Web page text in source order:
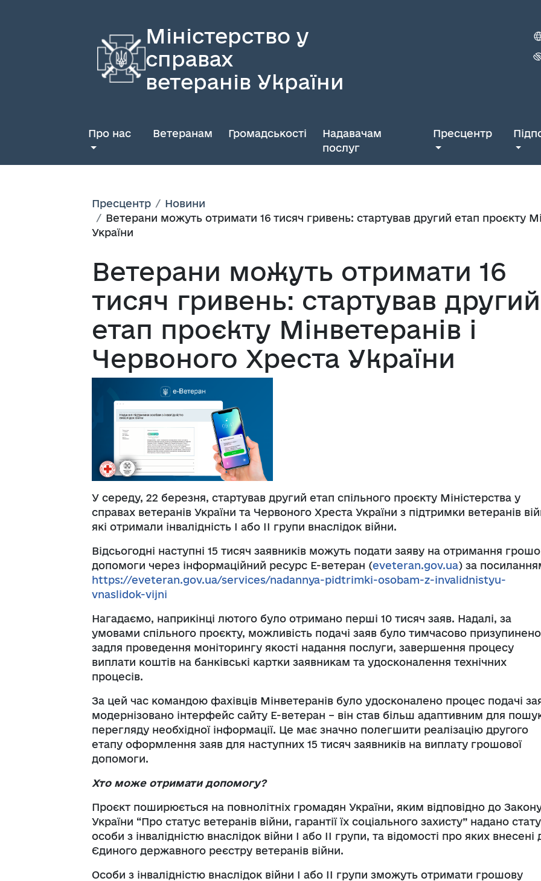
Міністерство у
справах
ветеранів України
Про нас Ветеранам Громадськості
Надавачам
послуг
Пресцентр
Пресцентр
Новини
Ветерани можуть отримати 16 тисяч гривень: стартував другий етап проєкту
України
Ветерани можуть отримати 16
тисяч гривень: стартував другий
етап проєкту Мінветеранів і
Червоного Хреста України
У середу, 22 березня, стартував другий етап спільного проєкту Міністерства у
справах ветеранів України та Червоного Хреста України з підтримки ветеранів
які отримали інвалідність І або ІІ групи внаслідок війни.
Відсьогодні наступні 15 тисяч заявників можуть подати заяву на отримання
допомоги через інформаційний ресурс Е-ветеран (eveteran.gov.ua) за
https://eveteran.gov.ua/services/nadannya-pidtrimki-osobam-z-invalidnistyu-
vnaslidok-vijni
Нагадаємо, наприкінці лютого було отримано перші 10 тисяч заяв. Надалі, за
умовами спільного проєкту, можливість подачі заяв було тимчасово призупинено
задля проведення моніторингу якості надання послуги, завершення процесу
виплати коштів на банківські картки заявникам та удосконалення технічних
процесів.
За цей час командою фахівців Мінветеранів було удосконалено процес подачі
модернізовано інтерфейс сайту Е-ветеран – він став більш адаптивним для
перегляду необхідної інформації. Це має значно полегшити реалізацію другого
етапу оформлення заяв для наступних 15 тисяч заявників на виплату грошової
допомоги.
Хто може отримати допомогу?
Проєкт поширюється на повнолітніх громадян України, яким відповідно до
України “Про статус ветеранів війни, гарантії їх соціального захисту” надано
особи з інвалідністю внаслідок війни І або ІІ групи, та відомості про яких внесені
Єдиного державного реєстру ветеранів війни.
Особи з інвалідністю внаслідок війни І або ІІ групи зможуть отримати грошову